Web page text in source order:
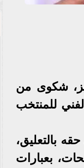
شكوى من
للمنتخب
بالتعليق،
بعبارات